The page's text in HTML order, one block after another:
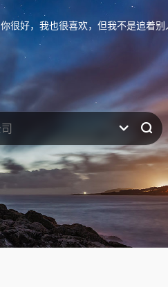
你很好，我也很喜欢，但我不是追着别